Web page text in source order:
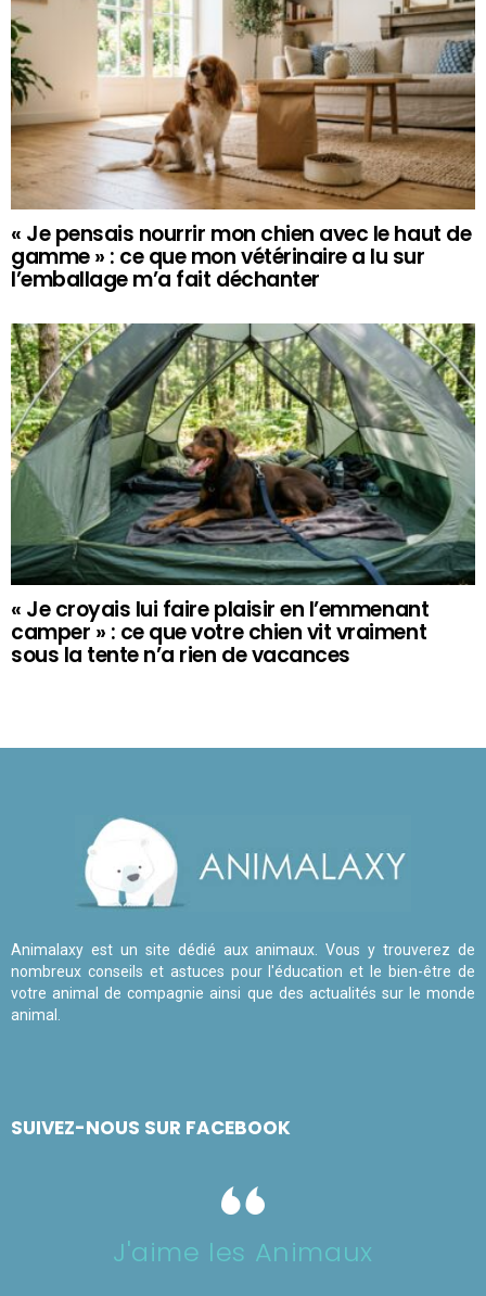
« Je pensais nourrir mon chien avec le haut de
gamme » : ce que mon vétérinaire a lu sur
l’emballage m’a fait déchanter
« Je croyais lui faire plaisir en l’emmenant
camper » : ce que votre chien vit vraiment
sous la tente n’a rien de vacances
Animalaxy est un site dédié aux animaux. Vous y trouverez de
nombreux conseils et astuces pour l'éducation et le bien-être de
votre animal de compagnie ainsi que des actualités sur le monde
animal.
SUIVEZ-NOUS SUR FACEBOOK
J'aime les Animaux